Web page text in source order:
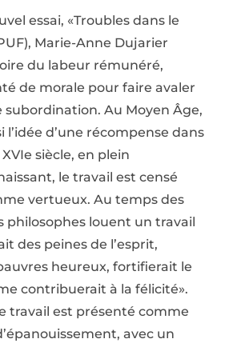
essai, «Troubles dans le
Marie-Anne Dujarier
du labeur rémunéré,
de morale pour faire avaler
subordination. Au Moyen Âge,
l’idée d’une récompense dans
XVIe siècle, en plein
le travail est censé
vertueux. Au temps des
philosophes louent un travail
des peines de l’esprit,
heureux, fortifierait le
contribuerait à la félicité».
travail est présenté comme
avec un